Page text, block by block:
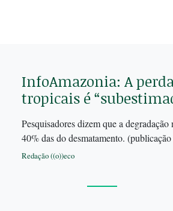
InfoAmazonia: A
tropicais é
Pesquisadores dizem que a
40% das do desmatamento.
Redação ((o))eco